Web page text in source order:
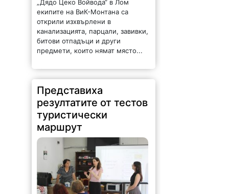
„Дядо Цеко Войвода“ в Лом
екипите на ВиК-Монтана са
открили изхвърлени в
канализацията, парцали, завивки,
битови отпадъци и други
предмети, които нямат място...
Представиха
резултатите от тестов
туристически
маршрут